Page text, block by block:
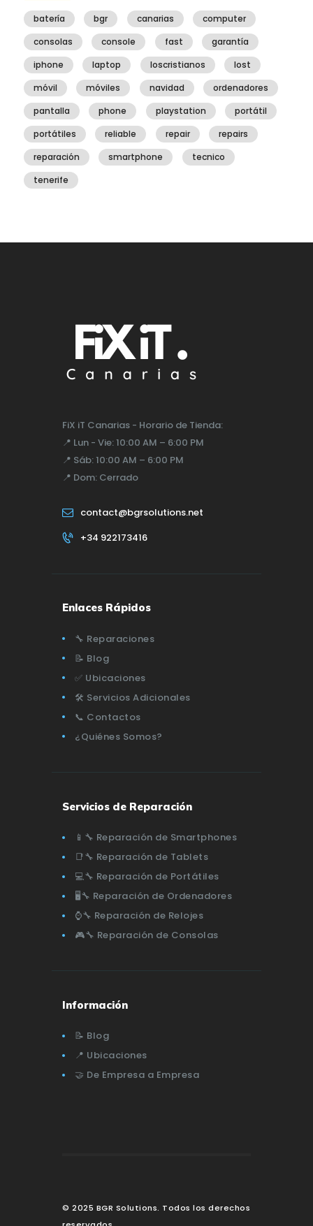
batería bgr canarias
computer
consolas
console fast
garantía
iphone
laptop loscristianos
lost
móvil
móviles navidad
ordenadores
pantalla
phone playstation
portátil
portátiles
reliable repair
repairs
reparación
smartphone
tecnico
tenerife
FiX iT Canarias - Horario de Tienda:
📍 Lun - Vie: 10:00 AM – 6:00 PM
📍 Sáb: 10:00 AM – 6:00 PM
📍 Dom: Cerrado
contact@bgrsolutions.net
+34 922173416
Enlaces Rápidos
🔧 Reparaciones
📝 Blog
✅ Ubicaciones
🛠️ Servicios Adicionales
📞 Contactos
¿Quiénes Somos?
Servicios de Reparación
📱🔧 Reparación de Smartphones
📑🔧 Reparación de Tablets
💻🔧 Reparación de Portátiles
🖥️🔧 Reparación de Ordenadores
⌚🔧 Reparación de Relojes
🎮🔧 Reparación de Consolas
Información
📝 Blog
📍 Ubicaciones
🤝 De Empresa a Empresa
© 2025 BGR Solutions. Todos los derechos